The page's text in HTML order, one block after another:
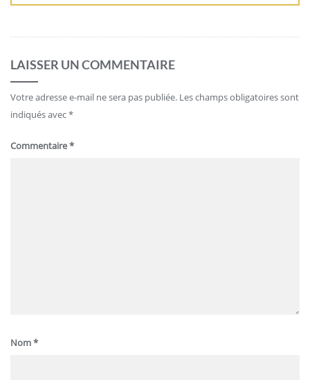
LAISSER UN COMMENTAIRE
Votre adresse e-mail ne sera pas publiée. Les champs obligatoires sont
indiqués avec*
Commentaire*
Nom*